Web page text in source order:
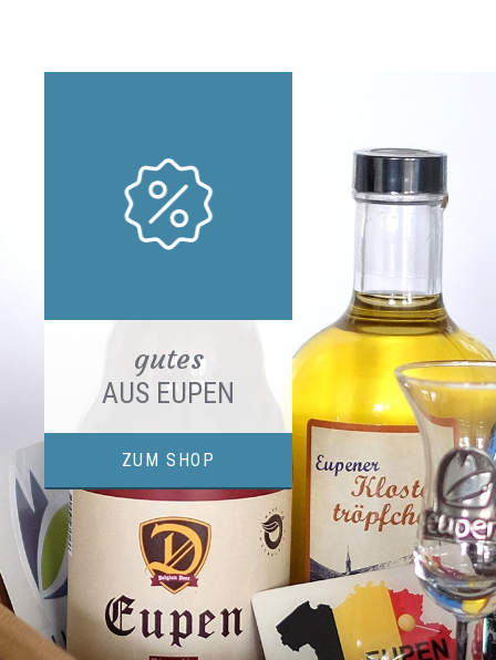
gutes
AUS EUPEN
ZUM SHOP